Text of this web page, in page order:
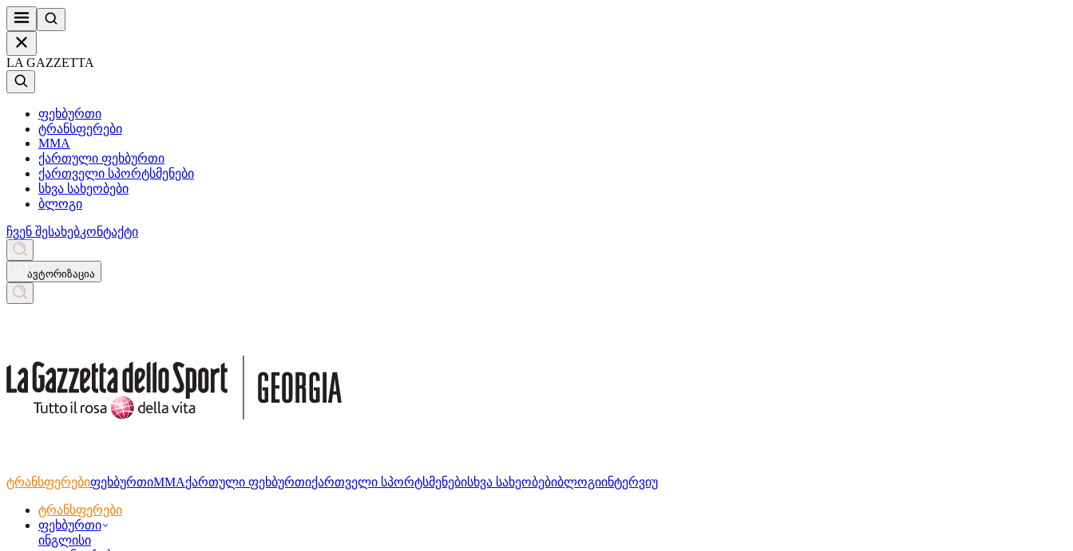
LA GAZZETTA
ფეხბურთი
ტრანსფერები
MMA
ქართული ფეხბურთი
ქართველი სპორტსმენები
სხვა სახეობები
ბლოგი
ჩვენ შესახებკონტაქტი
ავტორიზაცია
ტრანსფერებიფეხბურთიMMAქართული ფეხბურთიქართველი სპორტსმენებისხვა სახეობებიბლოგიინტერვიუ
ტრანსფერები
ფეხბურთი
ინგლისი